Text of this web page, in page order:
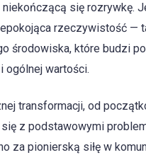
się rozrywkę.
rzeczywistość —
środowiska, które budzi
ogólnej wartości.
transformacji, od
z podstawowymi
za pionierską siłę w